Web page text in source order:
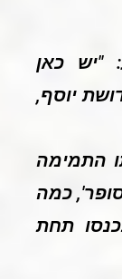
"יש כאן
יוסף,
התמימה
כמה
תחת